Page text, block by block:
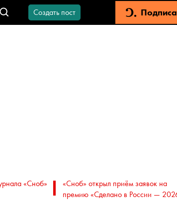
Создать пост
«Сноб»
«Сноб» открыл приём заявок на
премию «Сделано в России —